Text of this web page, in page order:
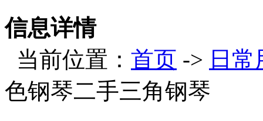
信息详情
当前位置： 首页 -> 日常
色钢琴二手三角钢琴